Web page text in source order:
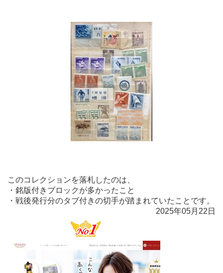
このコレクションを落札したのは、
・銘版付きブロックが多かったこと
・戦後発行分のタブ付きの切手が踏まれていたことです。
2025年05月22日